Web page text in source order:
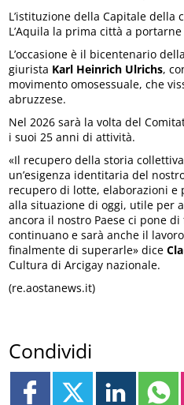
L’istituzione della Capitale della
L’Aquila la prima città a
L’occasione è il bicentenario
giurista Karl Heinrich Ulrichs,
movimento omosessuale, che
abruzzese.
Nel 2026 sarà la volta del
i suoi 25 anni di attività.
«Il recupero della storia
un’esigenza identitaria del
recupero di lotte, elaborazioni e
alla situazione di oggi, utile per
ancora il nostro Paese ci pone
continuano e sarà anche il
finalmente di superarle» dice
Cultura di Arcigay nazionale.
(re.aostanews.it)
Condividi